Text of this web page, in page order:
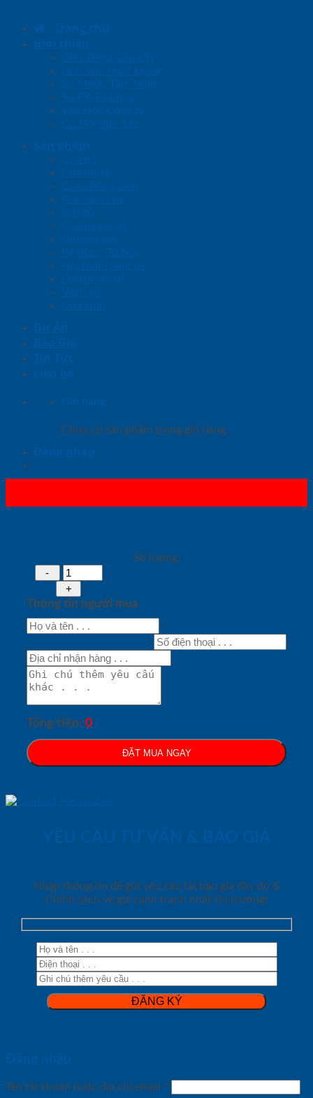
Trang chủ
Giới thiệu
Giới Thiệu Công Ty
Lĩnh Vực Hoạt Động
Sứ Mệnh Tầm Nhìn
Sơ Đồ Tổ Chức
Văn Hóa Công ty
Cơ Hội Việc Làm
Sản phẩm
Cửa gỗ
Cửa nhựa
Cửa chống cháy
Phụ kiện cửa
Sàn gỗ
Cầu thang gỗ
Giường ngủ
Kệ bếp – Tủ bếp
Nội thất trang trí
Ốp tường gỗ
Vách gỗ
Cửa kính
Dự Án
Báo Giá
Tin Tức
Liên hệ
Giỏ hàng
Chưa có sản phẩm trong giỏ hàng.
Đăng nhập
Số lượng:
Thông tin người mua
Tổng tiền: 0
ĐẶT MUA NGAY
YÊU CẦU TƯ VẤN & BÁO GIÁ
Nhập thông tin để gửi yêu cầu tải báo giá đầy đủ &
Chính sách về giá cạnh tranh nhất thị trường!
Đăng nhập
Tên tài khoản hoặc địa chỉ email *